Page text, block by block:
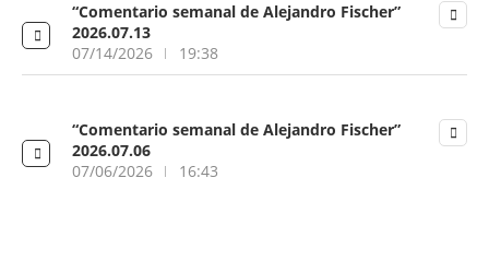
“Comentario semanal de Alejandro Fischer”
2026.07.13
07/14/2026
19:38
“Comentario semanal de Alejandro Fischer”
2026.07.06
07/06/2026
16:43